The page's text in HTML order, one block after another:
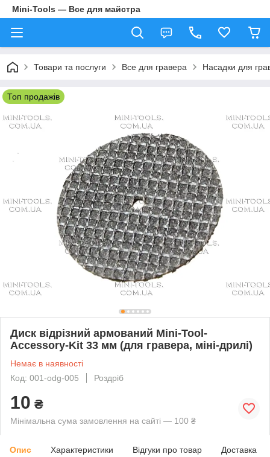
Mini-Tools — Все для майстра
Товари та послуги Все для гравера Насадки для
Топ продажів
Диск відрізний армований Mini-Tool-
Accessory-Kit 33 мм (для гравера, міні-дрилі)
Немає в наявності
Код: 001-odg-005
Роздріб
10 ₴
Мінімальна сума замовлення на сайті — 100 ₴
Опис Характеристики Відгуки про товар Доставка